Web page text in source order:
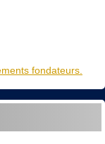
fondateurs.